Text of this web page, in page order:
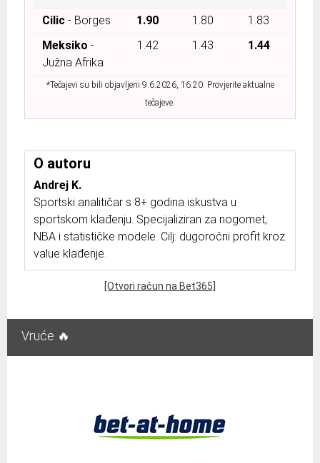
Cilic - Borges 1.90 1.80
1.83
Meksiko -
Južna Afrika
1.42 1.43 1.44
*Tečajevi su bili objavljeni 9.6.2026, 16:20. Provjerite aktualne
tečajeve.
O autoru
Andrej K.
Sportski analitičar s 8+ godina iskustva u
sportskom klađenju. Specijaliziran za nogomet,
NBA i statističke modele. Cilj: dugoročni profit kroz
value klađenje.
[Otvori račun na Bet365]
Vruće 🔥